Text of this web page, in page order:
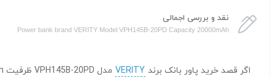
نقد و بررسی اجمالی
Power bank brand VERITY Model VPH145B-20PD Capacity 20000mAh
اگر قصد خرید پاور بانک برند VERITY مدل VPH145B-20PD ظرفیت ۲۰۰۰۰mAh را دارید، کالکشن فروشگاه